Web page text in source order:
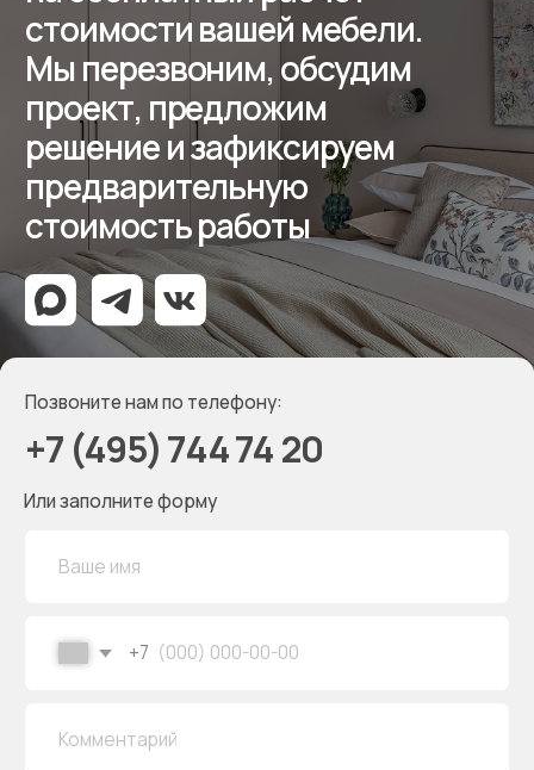
ООО «Мебель-Королей»
ИНН 7707779585
ОГРН 1127746504654
Политика конфиденциальности
Создание сайта